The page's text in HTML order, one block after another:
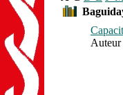
Auteur